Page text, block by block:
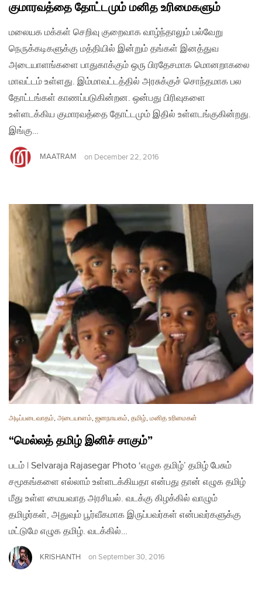
குமாரவத்தை தோட்டமும் மனித உரிமைகளும்
மலையக மக்கள் செறிவு குறைவாக வாழ்ந்தாலும் பல்வேறு
நெருக்கடிகளுக்கு மத்தியில் இன்றும் தங்கள் இனத்துவ
அடையாளங்களை பாதுகாக்கும் ஒரு பிரதேசமாக மொனறாகலை
மாவட்டம் உள்ளது. இம்மாவட்டத்தில் அரசுக்குச் சொந்தமாக பல
தோட்டங்கள் காணப்படுகின்றன. ஒன்பது பிரிவுகளை
உள்ளடக்கிய குமாரவத்தை தோட்டமும் இதில் உள்ளடங்குகின்றது.
இங்கு…
MAATRAM on December 22, 2016
அடிப்படைவாதம், அடையாளம், ஜனநாயகம், தமிழ், மனித உரிமைகள்
“மெல்லத் தமிழ் இனிச் சாகும்”
படம் | Selvaraja Rajasegar Photo ‘எழுக தமிழ்’ தமிழ் பேசும்
சமூகங்களை எல்லாம் உள்ளடக்கியதா என்பது தான் எழுக தமிழ்
மீது உள்ள மையவாத அரசியல். வடக்கு கிழக்கில் வாழும்
தமிழர்கள், அதுவும் பூர்வீகமாக இருப்பவர்கள் என்பவர்களுக்கு
மட்டுமே எழுக தமிழ். வடக்கில்…
KRISHANTH on September 30, 2016